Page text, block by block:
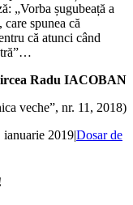
„Vorba șugubeață a
spunea că
că atunci când
Radu IACOBAN
veche”, nr. 11, 2018)
ianuarie 2019|Dosar de